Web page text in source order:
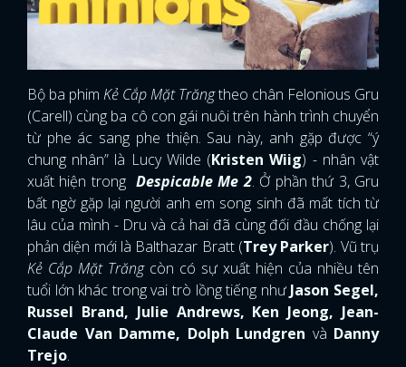
Bộ ba phim Kẻ Cắp Mặt Trăngtheo chân Felonious Gru
(Carell) cùng ba cô con gái nuôi trên hành trình chuyển
từ phe ác sang phe thiện. Sau này, anh gặp được “ý
chung nhân” là Lucy Wilde (Kristen Wiig) - nhân vật
xuất hiện trong Despicable Me 2. Ở phần thứ 3, Gru
bất ngờ gặp lại người anh em song sinh đã mất tích từ
lâu của mình - Dru và cả hai đã cùng đối đầu chống lại
phản diện mới là Balthazar Bratt (Trey Parker). Vũ trụ
Kẻ Cắp Mặt Trăng còn có sự xuất hiện của nhiều tên
tuổi lớn khác trong vai trò lồng tiếng như Jason Segel,
Russel Brand, Julie Andrews, Ken Jeong, Jean-
Claude Van Damme, Dolph Lundgren và Danny
Trejo.